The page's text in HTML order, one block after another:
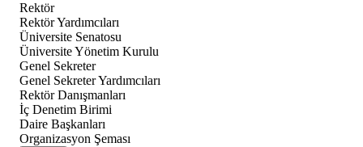
Rektör
Rektör Yardımcıları
Üniversite Senatosu
Üniversite Yönetim Kurulu
Genel Sekreter
Genel Sekreter Yardımcıları
Rektör Danışmanları
İç Denetim Birimi
Daire Başkanları
Organizasyon Şeması